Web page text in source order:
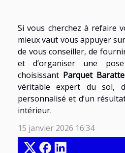
Si vous cherchez à refaire
mieux vaut vous appuyer
de vous conseiller, de
et d’organiser une
choisissant Parquet Baratte
véritable expert du sol,
personnalisé et d’un
intérieur.
15 janvier 2026 16:34